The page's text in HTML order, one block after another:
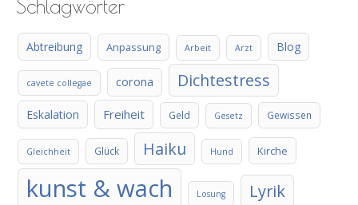
Schlagwörter
Abtreibung Anpassung Arbeit Arzt Blog
cavete collegae corona Dichtestress
Eskalation Freiheit Geld Gesetz Gewissen
Gleichheit Glück Haiku Hund Kirche
kunst & wach Losung Lyrik